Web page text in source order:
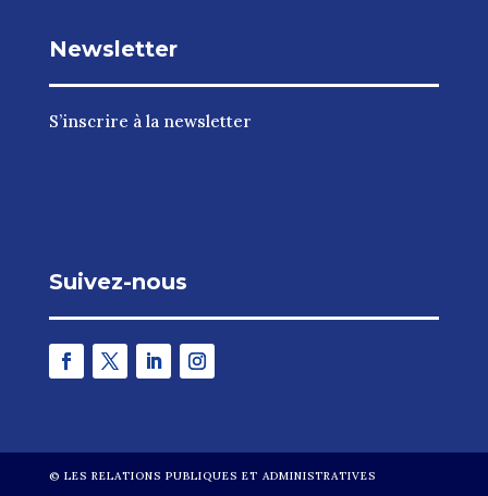
Newsletter
S’inscrire à la newsletter
Suivez-nous
© LES RELATIONS PUBLIQUES ET ADMINISTRATIVES